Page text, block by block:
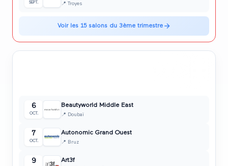
SEPT. 📍 Troyes
Voir les 15salons du 3ème trimestre
6
OCT.
Beautyworld Middle East
📍 Doubaï
7
OCT.
Autonomic Grand Ouest
📍 Bruz
9 Art3f